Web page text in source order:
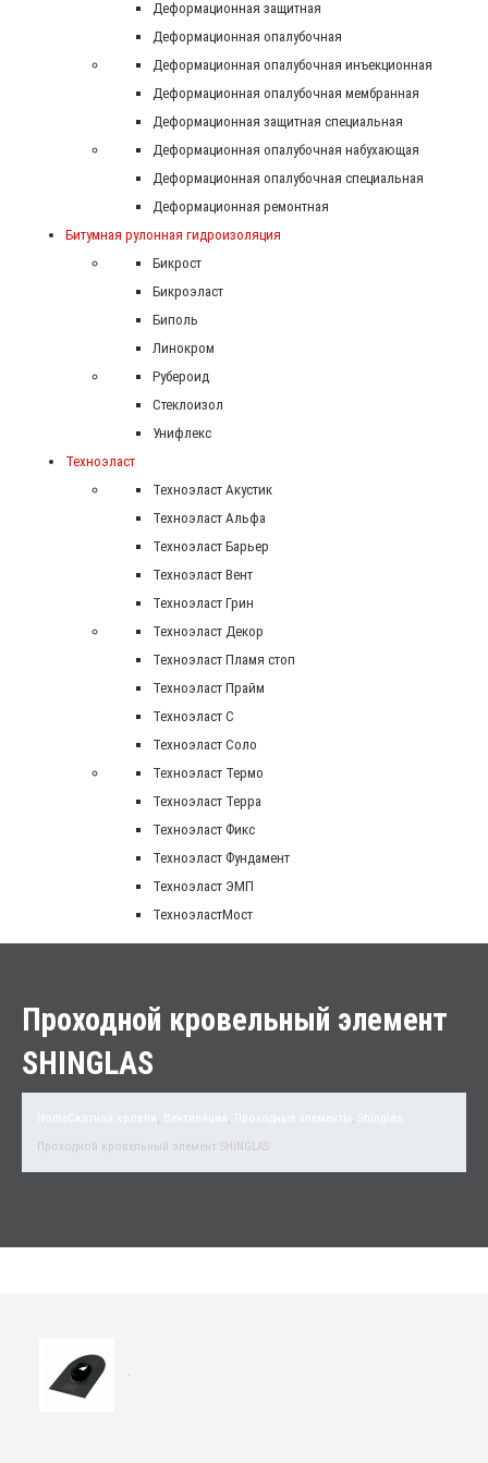
Деформационная защитная
Деформационная опалубочная
Деформационная опалубочная инъекционная
Деформационная опалубочная мембранная
Деформационная защитная специальная
Деформационная опалубочная набухающая
Деформационная опалубочная специальная
Деформационная ремонтная
Битумная рулонная гидроизоляция
Бикрост
Бикроэласт
Биполь
Линокром
Рубероид
Стеклоизол
Унифлекс
Техноэласт
Техноэласт Акустик
Техноэласт Альфа
Техноэласт Барьер
Техноэласт Вент
Техноэласт Грин
Техноэласт Декор
Техноэласт Пламя стоп
Техноэласт Прайм
Техноэласт С
Техноэласт Соло
Техноэласт Термо
Техноэласт Терра
Техноэласт Фикс
Техноэласт Фундамент
Техноэласт ЭМП
ТехноэластМост
Проходной кровельный элемент
SHINGLAS
, , ,
Проходной кровельный элемент SHINGLAS